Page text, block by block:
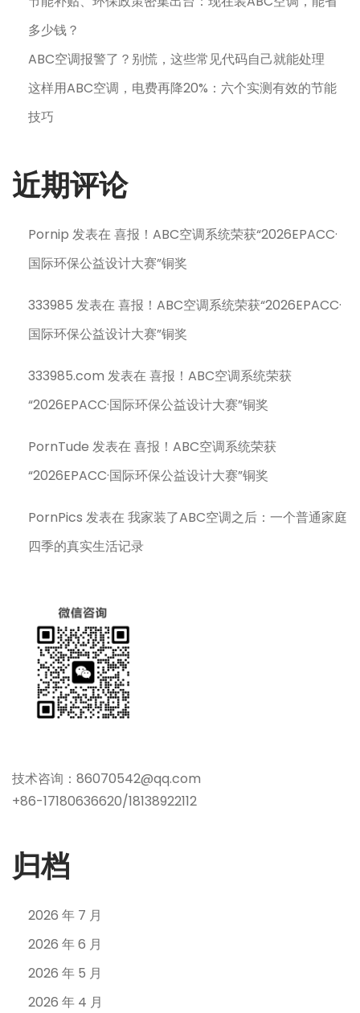
多少钱？
ABC空调报警了？别慌，这些常见代码自己就能处理
这样用ABC空调，电费再降20%：六个实测有效的节能
技巧
近期评论
Pornip 发表在喜报！ABC空调系统荣获“2026EPACC·
国际环保公益设计大赛”铜奖
333985 发表在喜报！ABC空调系统荣获“2026EPACC·
国际环保公益设计大赛”铜奖
333985.com 发表在喜报！ABC空调系统荣获
“2026EPACC·国际环保公益设计大赛”铜奖
PornTude 发表在喜报！ABC空调系统荣获
“2026EPACC·国际环保公益设计大赛”铜奖
PornPics 发表在我家装了ABC空调之后：一个普通家庭
四季的真实生活记录
技术咨询：86070542@qq.com
+86-17180636620/18138922112
归档
2026 年 7 月
2026 年 6 月
2026 年 5 月
2026 年 4 月